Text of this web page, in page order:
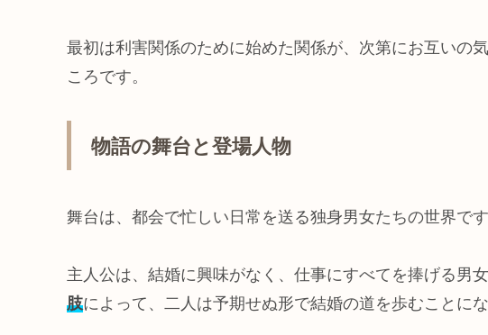
最初は利害関係のために始めた関係が、次第にお互い
ころです。
物語の舞台と登場人物
舞台は、都会で忙しい日常を送る独身男女たちの世界です
主人公は、結婚に興味がなく、仕事にすべてを捧げる男女
肢によって、二人は予期せぬ形で結婚の道を歩むことにな